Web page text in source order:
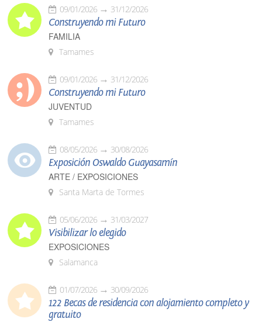
09/01/2026 31/12/2026
Construyendo mi Futuro
FAMILIA
Tamames
09/01/2026 31/12/2026
Construyendo mi Futuro
JUVENTUD
Tamames
08/05/2026 30/08/2026
Exposición Oswaldo Guayasamín
ARTE / EXPOSICIONES
Santa Marta de Tormes
05/06/2026 31/03/2027
Visibilizar lo elegido
EXPOSICIONES
Salamanca
01/07/2026 30/09/2026
122 Becas de residencia con alojamiento completo y
gratuito